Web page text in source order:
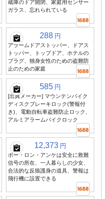
蔵庫のドア開閉、家庭用センサー
ガラス、忘れられている
288 円
アラームドアストッパー、ドアス
トッパー、トップドア、ホテルの
プラグ、独身女性のための盗難防
止のための家庭
585 円
[出典メーカー] マウンテンバイク
ディスクブレーキロック(警報付
き)、電動自転車盗難防止ロック、
アルミアラームバイクロック
12,373 円
ボー・ロン・アンケは安全に救難
信号の所在、一人暮らしの少女、
合法的な反狼護身の道具、警報は
飛行機に設置できる